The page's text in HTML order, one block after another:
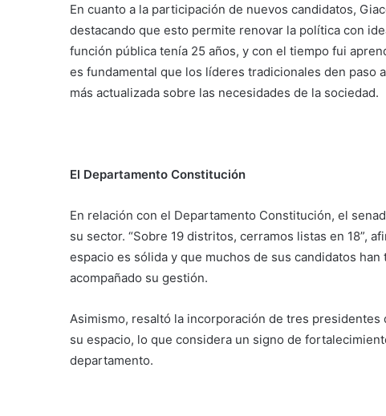
En cuanto a la participación de nuevos candidatos,
destacando que esto permite renovar la política con
función pública tenía 25 años, y con el tiempo fui
es fundamental que los líderes tradicionales den paso
más actualizada sobre las necesidades de la sociedad.
El Departamento Constitución
En relación con el Departamento Constitución, el
su sector. “Sobre 19 distritos, cerramos listas en 18”,
espacio es sólida y que muchos de sus candidatos
acompañado su gestión.
Asimismo, resaltó la incorporación de tres
su espacio, lo que considera un signo de
departamento.